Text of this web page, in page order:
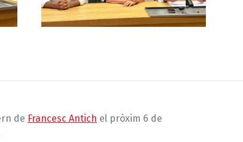
de Francesc Antich el pròxim 6 de